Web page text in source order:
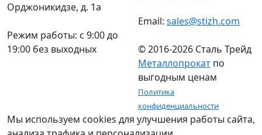
Орджоникидзе, д. 1а
Режим работы: c 9:00 до
19:00 без выходных
Email: sales@stizh.com
© 2016-2026 Сталь Трейд
Металлопрокат по
выгодным ценам
Политика
конфиденциальности
Мы используем cookies для улучшения работы сайта,